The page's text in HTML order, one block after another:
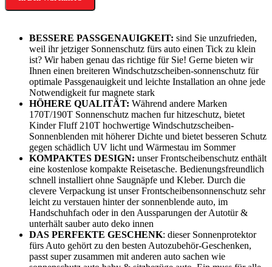
BESSERE PASSGENAUIGKEIT: sind Sie unzufrieden,
weil ihr jetziger Sonnenschutz fürs auto einen Tick zu klein
ist? Wir haben genau das richtige für Sie! Gerne bieten wir
Ihnen einen breiteren Windschutzscheiben-sonnenschutz für
optimale Passgenauigkeit und leichte Installation an ohne jede
Notwendigkeit fur magnete stark
HÖHERE QUALITÄT: Während andere Marken
170T/190T Sonnenschutz machen fur hitzeschutz, bietet
Kinder Fluff 210T hochwertige Windschutzscheiben-
Sonnenblenden mit höherer Dichte und bietet besseren Schutz
gegen schädlich UV licht und Wärmestau im Sommer
KOMPAKTES DESIGN: unser Frontscheibenschutz enthält
eine kostenlose kompakte Reisetasche. Bedienungsfreundlich
schnell installiert ohne Saugnäpfe und Kleber. Durch die
clevere Verpackung ist unser Frontscheibensonnenschutz sehr
leicht zu verstauen hinter der sonnenblende auto, im
Handschuhfach oder in den Aussparungen der Autotür &
unterhält sauber auto deko innen
DAS PERFEKTE GESCHENK: dieser Sonnenprotektor
fürs Auto gehört zu den besten Autozubehör-Geschenken,
passt super zusammen mit anderen auto sachen wie